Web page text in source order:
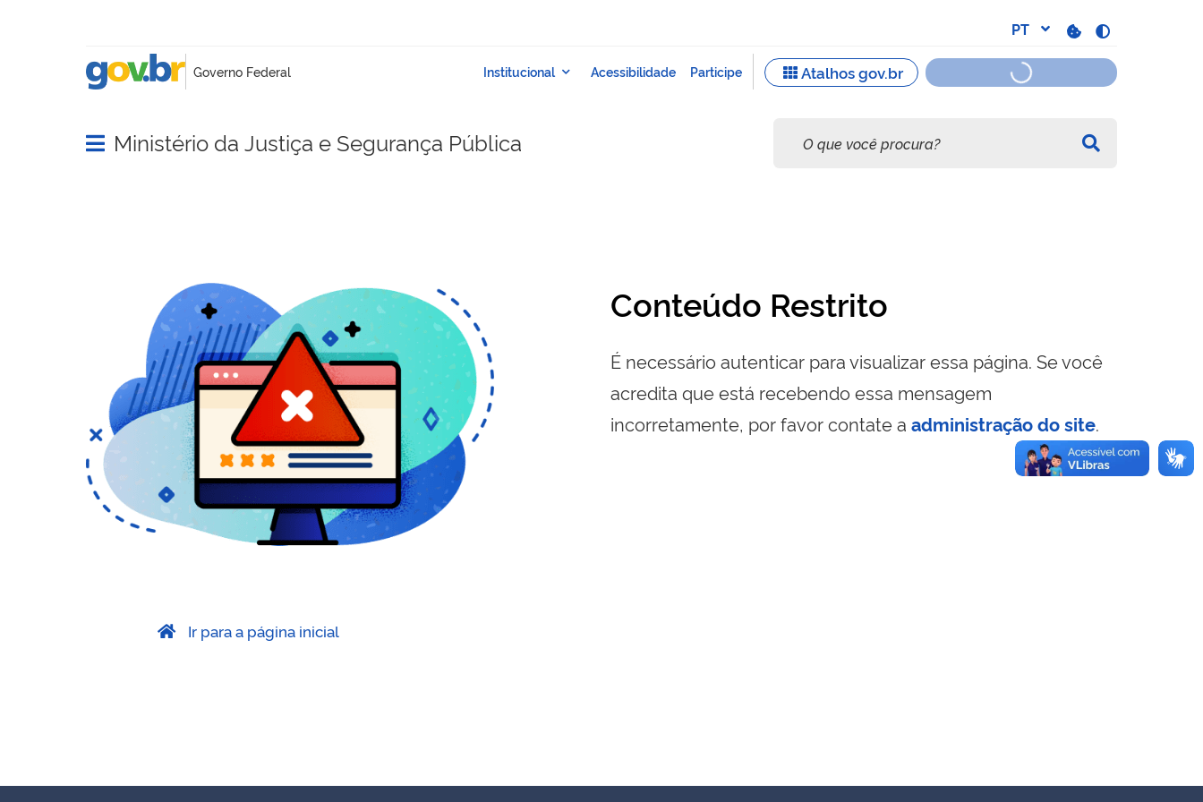
Abrir menu principal de navegação
Ministério da Justiça e Segurança Pública
Conteúdo Restrito
É necessário autenticar para visualizar essa página. Se você
acredita que está recebendo essa mensagem
incorretamente, por favor contate a administração do site.
Ir para a página inicial